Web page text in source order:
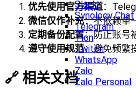
Slack
Synology Chat
Telegram
Tlon
Twitch
WhatsApp
Zalo
Zalo Personal
优先使用官方渠道：
微信仅作补充：不依赖单
定期备份配置：防止账号
遵守使用规范：避免频繁
🔗 相关文档